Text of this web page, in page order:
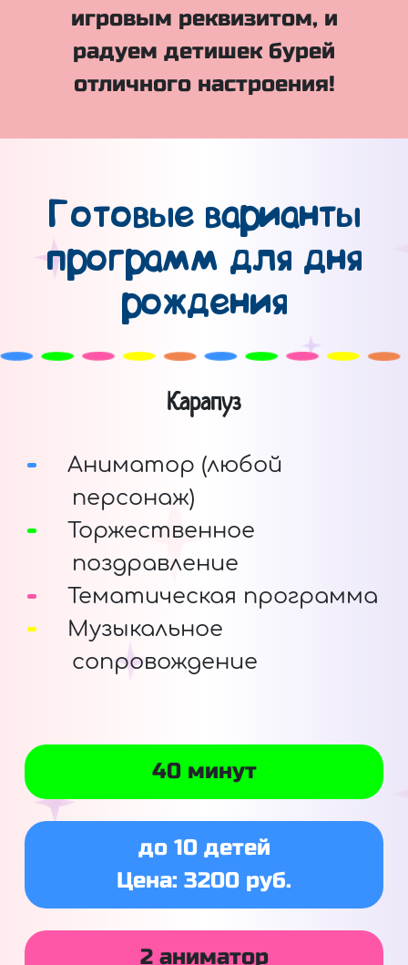
игровым реквизитом, и
радуем детишек бурей
отличного настроения!
Готовые варианты
программ для дня
рождения
Карапуз
Аниматор (любой
персонаж)
Торжественное
поздравление
Тематическая программа
Музыкальное
сопровождение
40 минут
до 10 детей
Цена: 3200 руб.
2 аниматор